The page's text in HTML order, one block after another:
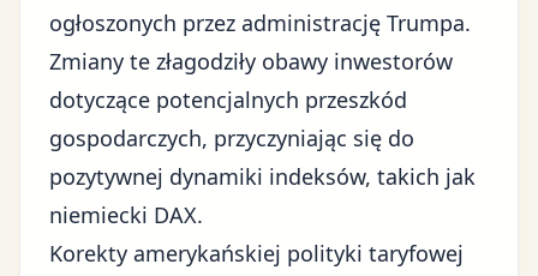
ogłoszonych przez administrację Trumpa.
Zmiany te złagodziły obawy inwestorów
dotyczące potencjalnych przeszkód
gospodarczych, przyczyniając się do
pozytywnej dynamiki indeksów, takich jak
niemiecki DAX.
Korekty amerykańskiej polityki taryfowej